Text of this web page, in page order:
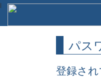
i
パス
登録さ